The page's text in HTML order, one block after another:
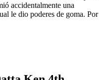
accidentalmente una
le dio poderes de goma. Por